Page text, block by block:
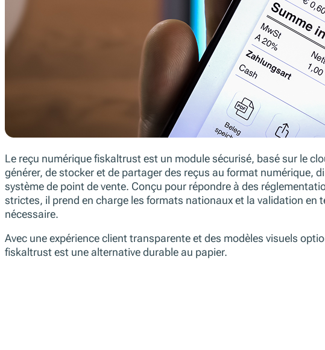
Le reçu numérique fiskaltrust est un module sécurisé, basé sur le
générer, de stocker et de partager des reçus au format numérique,
système de point de vente. Conçu pour répondre à des
strictes, il prend en charge les formats nationaux et la validation en
nécessaire.
Avec une expérience client transparente et des modèles visuels
fiskaltrust est une alternative durable au papier.